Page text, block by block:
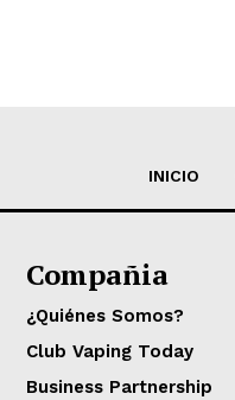
INICIO
Compañia
¿Quiénes Somos?
Club Vaping Today
Business Partnership